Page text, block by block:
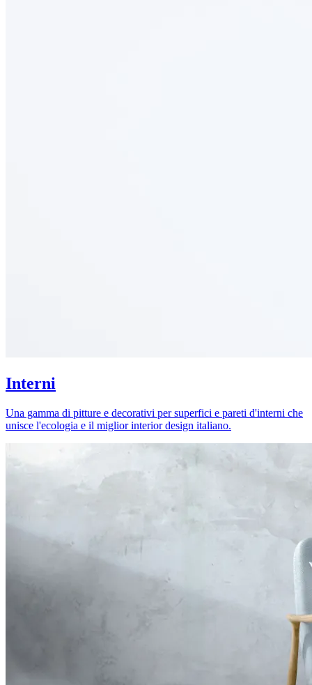
Interni
Una gamma di pitture e decorativi per superfici e pareti d'interni che
unisce l'ecologia e il miglior interior design italiano.